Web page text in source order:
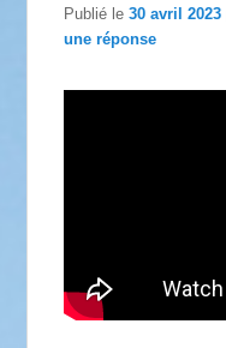
Publié le30 avril 2023
une réponse